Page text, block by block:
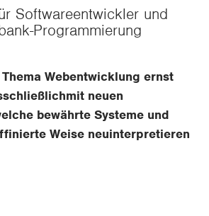
Softwareentwickler und
Programmierung
Webentwicklung ernst
mit neuen
bewährte Systeme und
Weise neuinterpretieren